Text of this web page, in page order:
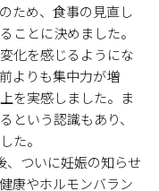
ため、食事の見直し
ことに決めました。
化を感じるようにな
よりも集中力が増
を実感しました。ま
という認識もあり、
た。
、ついに妊娠の知らせ
康やホルモンバラン